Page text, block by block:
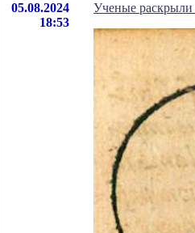
05.08.2024
18:53
Ученые раскрыли